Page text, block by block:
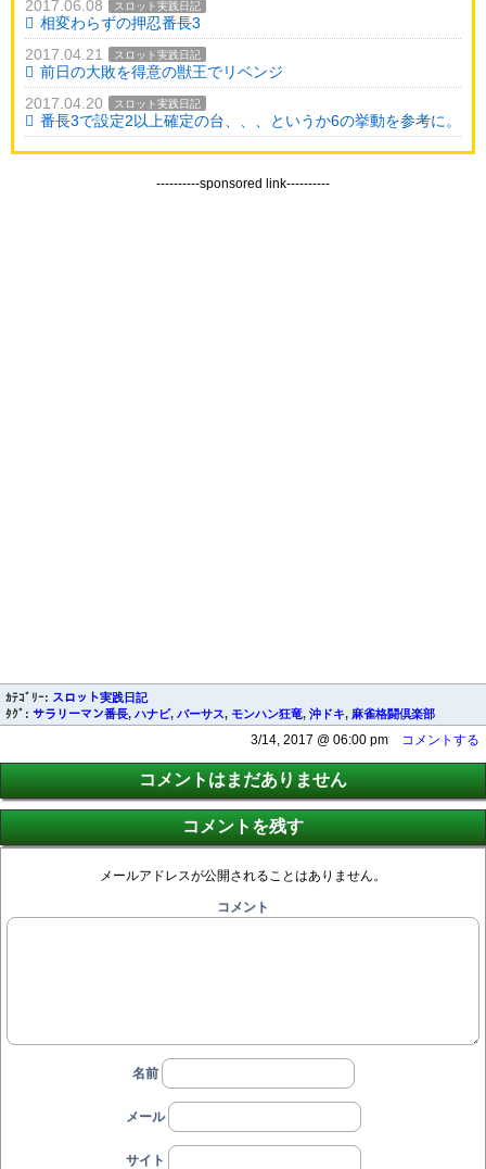
2017.06.08
スロット実践日記
相変わらずの押忍番長3
2017.04.21
スロット実践日記
前日の大敗を得意の獣王でリベンジ
2017.04.20
スロット実践日記
番長3で設定2以上確定の台、、、というか6の挙動を参考に。
----------sponsored link----------
ｶﾃｺﾞﾘｰ: スロット実践日記
ﾀｸﾞ: サラリーマン番長, ハナビ, バーサス, モンハン狂竜, 沖ドキ, 麻雀格闘倶楽部
3/14, 2017 @ 06:00 pm コメントする
コメントはまだありません
コメントを残す
メールアドレスが公開されることはありません。
コメント
名前
メール
サイト